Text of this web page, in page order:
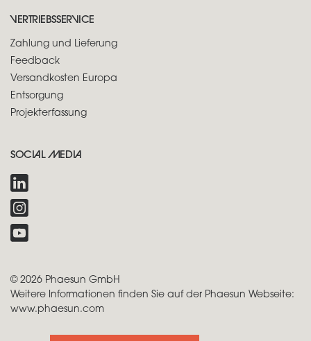
VERTRIEBSSERVICE
Zahlung und Lieferung
Feedback
Versandkosten Europa
Entsorgung
Projekterfassung
SOCIAL MEDIA
© 2026 Phaesun GmbH
Weitere Informationen finden Sie auf der Phaesun Webseite:
www.phaesun.com